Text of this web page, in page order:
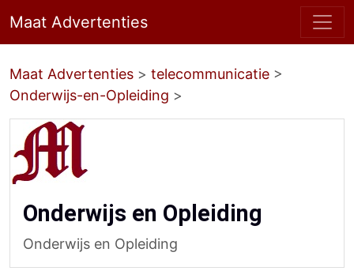
Maat Advertenties
Maat Advertenties > telecommunicatie >
Onderwijs-en-Opleiding >
Onderwijs en Opleiding
Onderwijs en Opleiding